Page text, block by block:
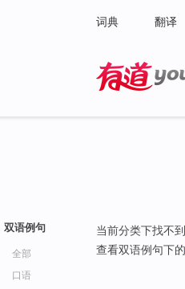
词典 翻译
双语例句
全部
口语
当前分类下找不
查看双语例句下的